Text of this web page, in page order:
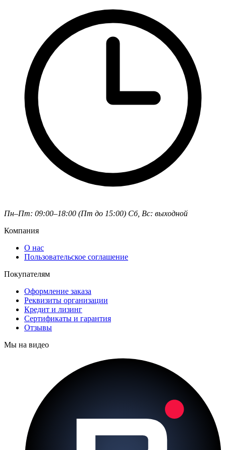
Пн–Пт: 09:00–18:00 (Пт до 15:00) Сб, Вс: выходной
Компания
О нас
Пользовательское соглашение
Покупателям
Оформление заказа
Реквизиты организации
Кредит и лизинг
Сертификаты и гарантия
Отзывы
Мы на видео